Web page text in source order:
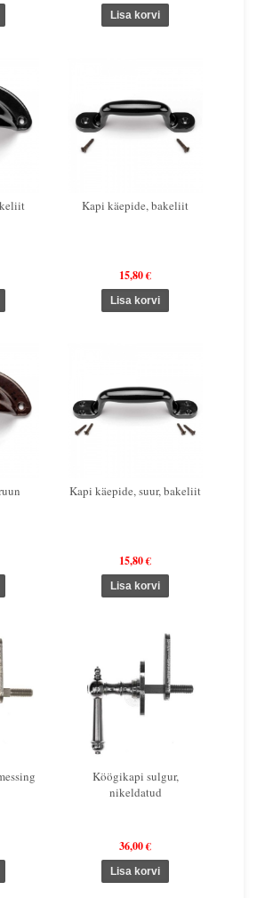
Kapi käepide, bakeliit
15,80 €
Kapi käepide, suur, bakeliit
15,80 €
Köögikapi sulgur,
nikeldatud
36,00 €